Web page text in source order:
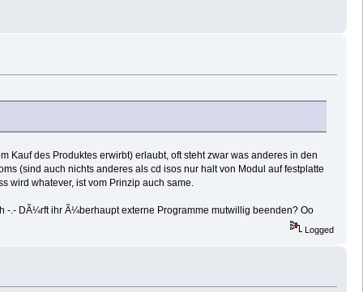
Kauf des Produktes erwirbt) erlaubt, oft steht zwar was anderes in den
(sind auch nichts anderes als cd isos nur halt von Modul auf festplatte
wird whatever, ist vom Prinzip auch same.
-.- DÃ¼rft ihr Ã¼berhaupt externe Programme mutwillig beenden? Oo
Logged